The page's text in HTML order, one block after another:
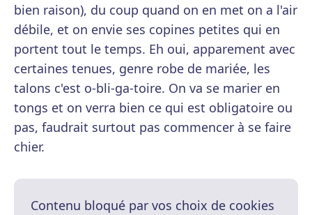
bien raison), du coup quand on en met on a l'air
débile, et on envie ses copines petites qui en
portent tout le temps. Eh oui, apparement avec
certaines tenues, genre robe de mariée, les
talons c'est o-bli-ga-toire. On va se marier en
tongs et on verra bien ce qui est obligatoire ou
pas, faudrait surtout pas commencer à se faire
chier.
Contenu bloqué par vos choix de cookies